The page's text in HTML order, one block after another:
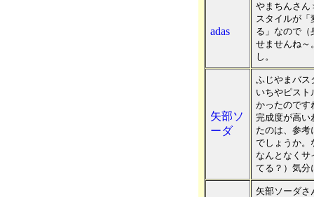
adas
やまちんさん
スタイルが「
る」なので（
せませんね～
し。
矢部ソ
ーダ
ふじやまバス
いちやピスト
かったのです
完成度が高い
たのは、参考
でしょうか。
なんとなくサ
てる？）気分
矢部ソーダさ